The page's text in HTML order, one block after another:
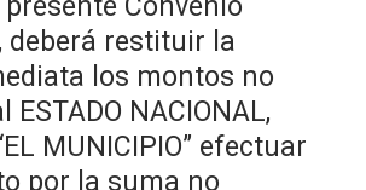
deberá restituir la
los montos no
ESTADO NACIONAL,
MUNICIPIO” efectuar
por la suma no